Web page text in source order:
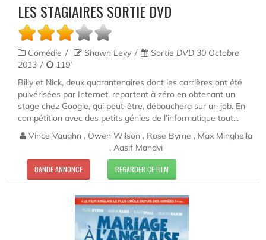
LES STAGIAIRES SORTIE DVD
Comédie Shawn Levy
Sortie DVD 30 Octobre
2013
119'
Billy et Nick, deux quarantenaires dont les carrières ont été
pulvérisées par Internet, repartent à zéro en obtenant un
stage chez Google, qui peut-être, débouchera sur un job. En
compétition avec des petits génies de l’informatique tout...
Vince Vaughn , Owen Wilson , Rose Byrne , Max Minghella
, Aasif Mandvi
BANDE ANNONCE REGARDER CE FILM